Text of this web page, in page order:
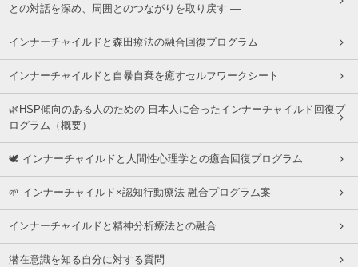
との対話を深め、周囲とのつながりを取り戻す ―
インナーチャイルドと森田療法の融合回復プログラム
インナーチャイルドと自暴自棄を癒すセルフワークシート
🌿HSP傾向のある人のための 日本人に合ったインナーチャイルド回復プ
ログラム（概要）
🕊 インナーチャイルドと人間性心理学との癒合回復プログラム
🌱 インナーチャイルド×認知行動療法 融合プログラム案
インナーチャイルドと精神分析療法との融合
潜在意識を知る自分に対する質問